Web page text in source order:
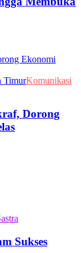
TimurKomunikasi
Dorong
Sukses